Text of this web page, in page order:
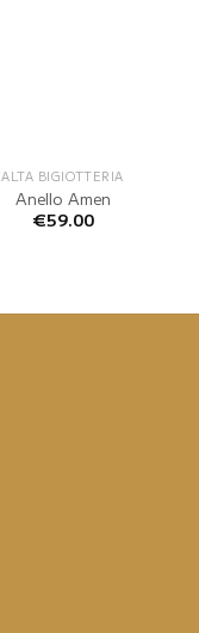
ALTA BIGIOTTERIA
Anello Amen
€59.00